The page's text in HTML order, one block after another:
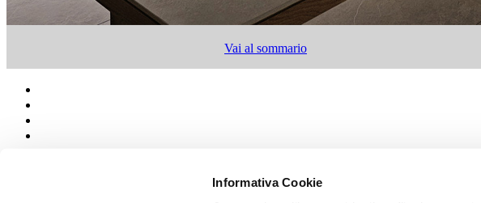
Informativa Cookie
Vai al sommario